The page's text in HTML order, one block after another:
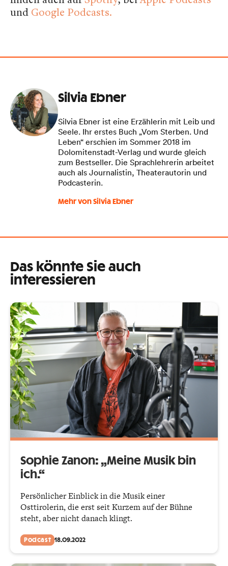
und Google Podcasts.
Silvia Ebner
Silvia Ebner ist eine Erzählerin mit Leib und
Seele. Ihr erstes Buch „Vom Sterben. Und
Leben“ erschien im Sommer 2018 im
Dolomitenstadt-Verlag und wurde gleich
zum Bestseller. Die Sprachlehrerin arbeitet
auch als Journalistin, Theaterautorin und
Podcasterin.
Mehr von Silvia Ebner
Das könnte Sie auch
interessieren
Sophie Zanon: „Meine Musik bin
ich.“
Persönlicher Einblick in die Musik einer
Osttirolerin, die erst seit Kurzem auf der Bühne
steht, aber nicht danach klingt.
Podcast 18.09.2022